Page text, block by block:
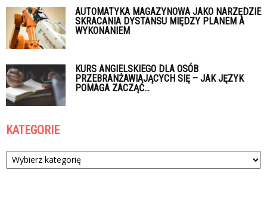
AUTOMATYKA MAGAZYNOWA JAKO NARZĘDZIE
SKRACANIA DYSTANSU MIĘDZY PLANEM A
WYKONANIEM
KURS ANGIELSKIEGO DLA OSÓB
PRZEBRANŻAWIAJĄCYCH SIĘ – JAK JĘZYK
POMAGA ZACZĄĆ...
KATEGORIE
Kategorie